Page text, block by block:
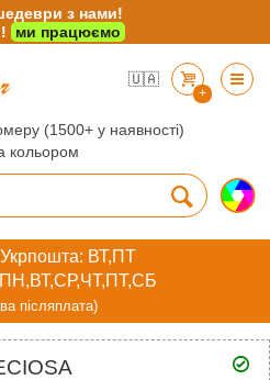
🇺🇦
+
(1500+ у наявності)
кольором
Укрпошта: ВТ,ПТ
післяплата)
з нами!
ми працюємо